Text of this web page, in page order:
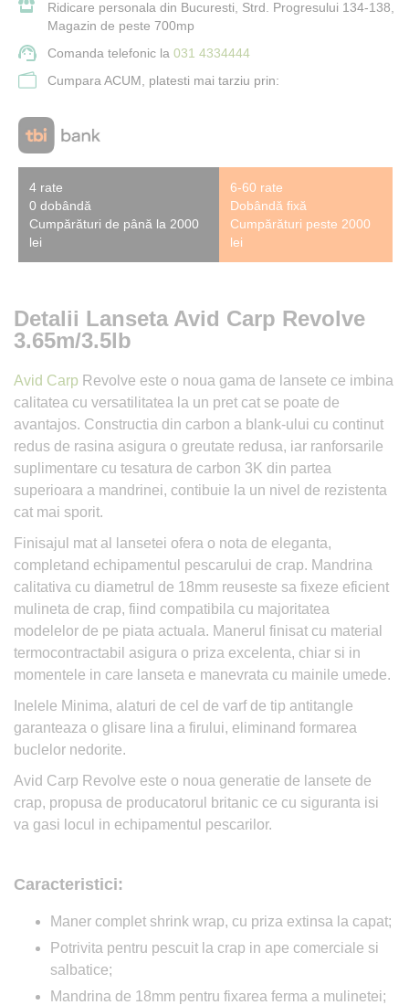
Ridicare personala din Bucuresti, Strd. Progresului 134-138,
Magazin de peste 700mp
Comanda telefonic la 031 4334444
Cumpara ACUM, platesti mai tarziu prin:
4 rate
0 dobândă
Cumpărături de până la 2000
lei
6-60 rate
Dobândă fixă
Cumpărături peste 2000
lei
Detalii Lanseta Avid Carp Revolve
3.65m/3.5lb
Avid Carp Revolve este o noua gama de lansete ce imbina
calitatea cu versatilitatea la un pret cat se poate de
avantajos. Constructia din carbon a blank-ului cu continut
redus de rasina asigura o greutate redusa, iar ranforsarile
suplimentare cu tesatura de carbon 3K din partea
superioara a mandrinei, contibuie la un nivel de rezistenta
cat mai sporit.
Finisajul mat al lansetei ofera o nota de eleganta,
completand echipamentul pescarului de crap. Mandrina
calitativa cu diametrul de 18mm reuseste sa fixeze eficient
mulineta de crap, fiind compatibila cu majoritatea
modelelor de pe piata actuala. Manerul finisat cu material
termocontractabil asigura o priza excelenta, chiar si in
momentele in care lanseta e manevrata cu mainile umede.
Inelele Minima, alaturi de cel de varf de tip antitangle
garanteaza o glisare lina a firului, eliminand formarea
buclelor nedorite.
Avid Carp Revolve este o noua generatie de lansete de
crap, propusa de producatorul britanic ce cu siguranta isi
va gasi locul in echipamentul pescarilor.
Caracteristici:
Maner complet shrink wrap, cu priza extinsa la capat;
Potrivita pentru pescuit la crap in ape comerciale si
salbatice;
Mandrina de 18mm pentru fixarea ferma a mulinetei;